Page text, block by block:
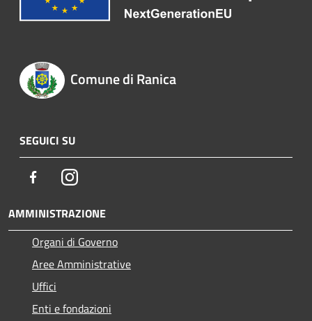
Comune di Ranica
SEGUICI SU
FacebookInstagram
AMMINISTRAZIONE
Organi di Governo
Aree Amministrative
Uffici
Enti e fondazioni